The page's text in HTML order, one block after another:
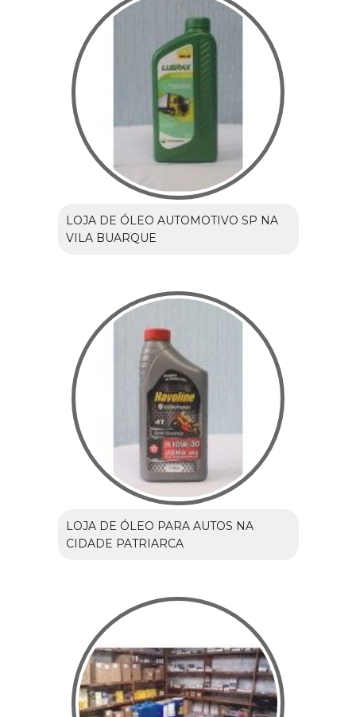
LOJA DE ÓLEO AUTOMOTIVO SP NA
VILA BUARQUE
LOJA DE ÓLEO PARA AUTOS NA
CIDADE PATRIARCA